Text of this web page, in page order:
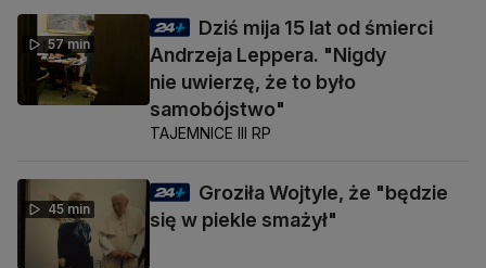
57 min
Dziś mija 15 lat od śmierci
Andrzeja Leppera. "Nigdy
nie uwierzę, że to było
samobójstwo"
TAJEMNICE III RP
45 min
Groziła Wojtyle, że "będzie
się w piekle smażył"